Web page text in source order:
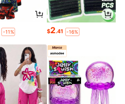
-11% $2.41 -16%